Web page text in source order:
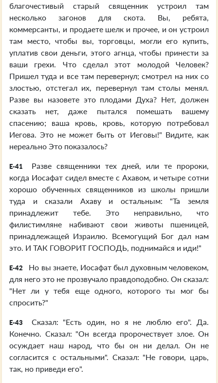
благочестивый старый священник устроил там
несколько загонов для скота. Вы, ребята,
коммерсанты, и продаете шелк и прочее, и он устроил
там место, чтобы вы, торговцы, могли его купить,
уплатив свои деньги, этого агнца, чтобы принести за
ваши грехи. Что сделал этот молодой Человек?
Пришел туда и все там перевернул; смотрел на них со
злостью, отстегал их, перевернул там столы менял.
Разве вы назовете это плодами Духа? Нет, должен
сказать нет, даже пытался помешать вашему
спасению; ваша кровь, кровь, которую потребовал
Иегова. Это не может быть от Иеговы!" Видите, как
нереально Это показалось?
E-41
Разве священники тех дней, или те пророки,
когда Иосафат сидел вместе с Ахавом, и четыре сотни
хорошо обученных священников из школы пришли
туда и сказали Ахаву и остальным: "Та земля
принадлежит тебе. Это неправильно, что
филистимляне набивают свои животы пшеницей,
принадлежащей Израилю. Всемогущий Бог дал нам
это. И ТАК ГОВОРИТ ГОСПОДЬ, поднимайся и иди!"
E-42
Но вы знаете, Иосафат был духовным человеком,
для него это не прозвучало правдоподобно. Он сказал:
"Нет ли у тебя еще одного, которого ты мог бы
спросить?"
E-43
Сказал: "Есть один, но я не люблю его". Да.
Конечно. Сказал: "Он всегда пророчествует злое. Он
осуждает наш народ, что бы он ни делал. Он не
согласится с остальными". Сказал: "Не говори, царь,
так, но приведи его".